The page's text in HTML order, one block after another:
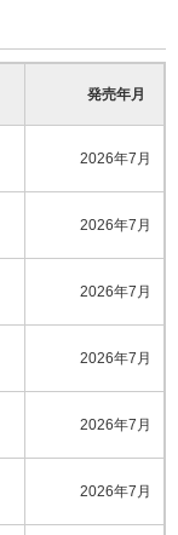
発売年月
2026年7月
2026年7月
2026年7月
2026年7月
2026年7月
2026年7月